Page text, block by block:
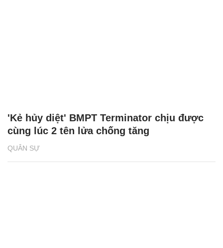
QUÂN SỰ
'Kẻ hủy diệt' BMPT Terminator chịu được
cùng lúc 2 tên lửa chống tăng